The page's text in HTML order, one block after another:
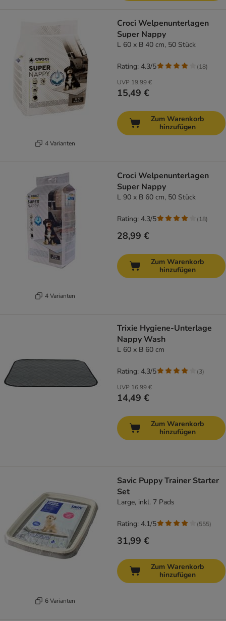
4 Varianten
Croci Welpenunterlagen
Super Nappy
L 60 x B 40 cm, 50 Stück
UVP 19,99 €
15,49 €
Rating: 4.3/5 (18)
Zum Warenkorb
hinzufügen
4 Varianten
Croci Welpenunterlagen
Super Nappy
L 90 x B 60 cm, 50 Stück
28,99 €
Rating: 4.3/5 (18)
Zum Warenkorb
hinzufügen
Trixie Hygiene-Unterlage
Nappy Wash
L 60 x B 60 cm
UVP 16,99 €
14,49 €
Rating: 4.3/5 (3)
Zum Warenkorb
hinzufügen
6 Varianten
Savic Puppy Trainer Starter
Set
Large, inkl. 7 Pads
31,99 €
Rating: 4.1/5 (555)
Zum Warenkorb
hinzufügen